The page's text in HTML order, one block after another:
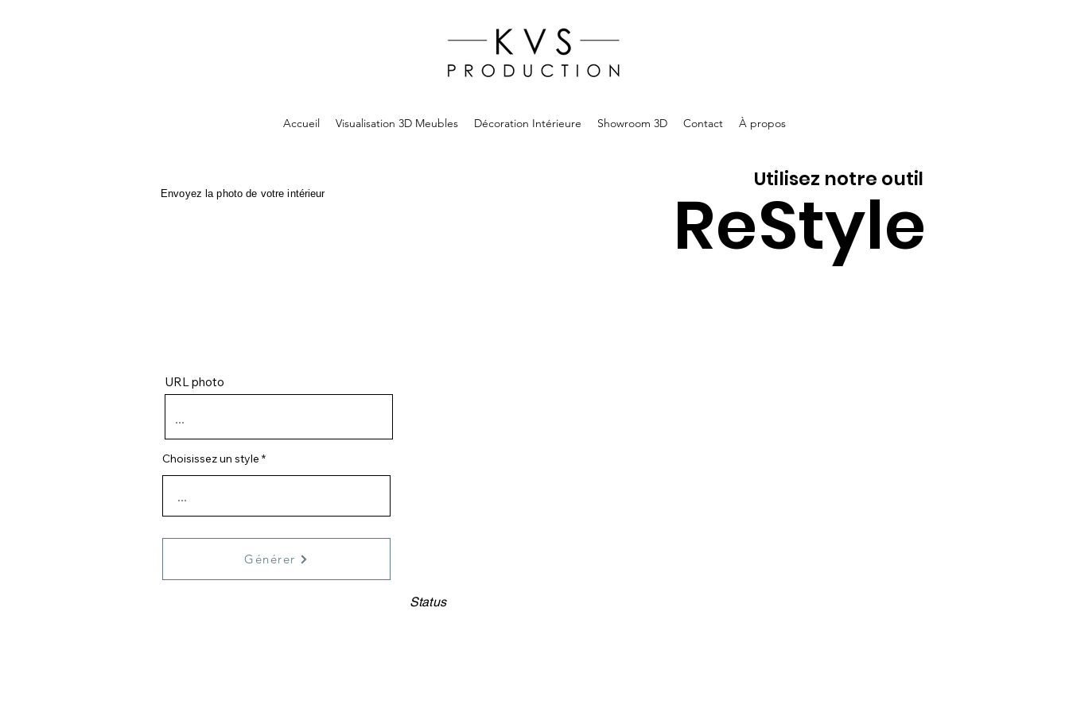
Accueil Visualisation 3D Meubles Décoration Intérieure Showroom 3D Contact À propos
Envoyez la photo de votre intérieur
Utilisez notre outil
URL photo
Choisissez un style
Générer
ReStyle
Status